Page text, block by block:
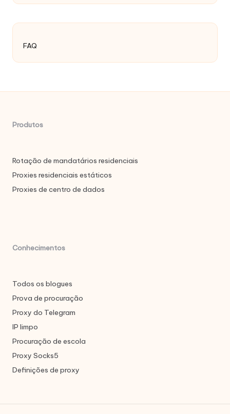
FAQ
Produtos
Rotação de mandatários residenciais
Proxies residenciais estáticos
Proxies de centro de dados
Conhecimentos
Todos os blogues
Prova de procuração
Proxy do Telegram
IP limpo
Procuração de escola
Proxy Socks5
Definições de proxy